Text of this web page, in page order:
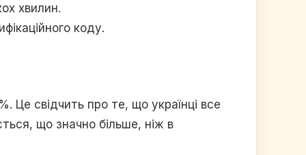
хвилин.
коду.
Це свідчить про те, що українці все
що значно більше, ніж в